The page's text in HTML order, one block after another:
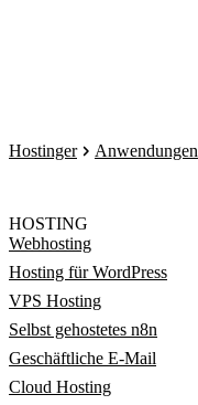
Hostinger Anwendungen
HOSTING
Webhosting
Hosting für WordPress
VPS Hosting
Selbst gehostetes n8n
Geschäftliche E-Mail
Cloud Hosting